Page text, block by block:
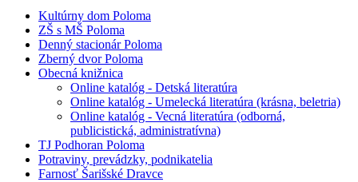
Kultúrny dom Poloma
ZŠ s MŠ Poloma
Denný stacionár Poloma
Zberný dvor Poloma
Obecná knižnica
Online katalóg - Detská literatúra
Online katalóg - Umelecká literatúra (krásna, beletria)
Online katalóg - Vecná literatúra (odborná,
publicistická, administratívna)
TJ Podhoran Poloma
Potraviny, prevádzky, podnikatelia
Farnosť Šarišské Dravce